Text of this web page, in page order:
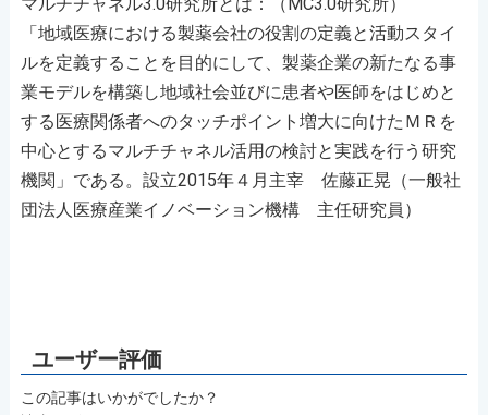
「地域医療における製薬会社の役割の定義と活動スタイ
ルを定義することを目的にして、製薬企業の新たなる事
業モデルを構築し地域社会並びに患者や医師をはじめと
する医療関係者へのタッチポイント増大に向けたＭＲを
中心とするマルチチャネル活用の検討と実践を行う研究
機関」である。設立2015年４月主宰 佐藤正晃（一般社
団法人医療産業イノベーション機構 主任研究員）
この記事はいかがでしたか？